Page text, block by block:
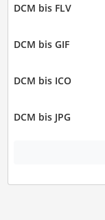
DCM bis FLV
DCM bis GIF
DCM bis ICO
DCM bis JPG